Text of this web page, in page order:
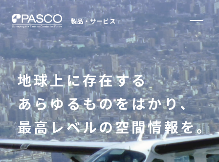
製品・サービス
地球上に存在する
あらゆるものをはかり、
最高レベルの空間情報を。